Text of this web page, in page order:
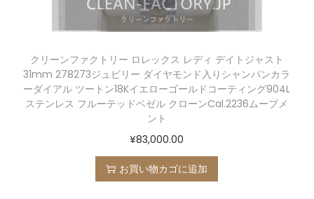
クリーンファクトリー ロレックス レディ デイトジャスト
31mm 278273ジュビリー ダイヤモンド入りシャンパンカラ
ーダイアル ツートン18Kイエローゴールドコーティング904L
ステンレス フルーテッドベゼル クローンCal.2236ムーブメ
ント
¥83,000.00
お買い物カゴに追加